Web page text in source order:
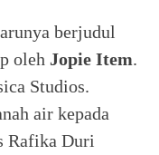
berjudul
oleh Jopie Item.
Studios.
air kepada
Rafika Duri